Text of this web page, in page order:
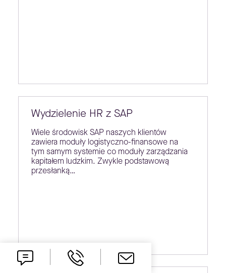
Wydzielenie HR z SAP
Wiele środowisk SAP naszych klientów
zawiera moduły logistyczno-finansowe na
tym samym systemie co moduły zarządzania
kapitałem ludzkim. Zwykle podstawową
przesłanką…